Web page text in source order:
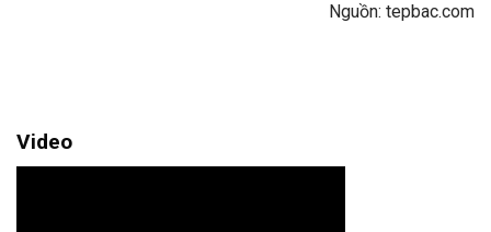
Nguồn: tepbac.com
Video